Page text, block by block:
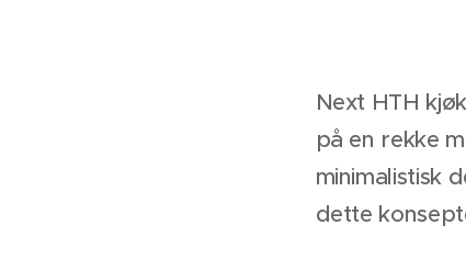
Next HTH
på en rekke
minimalistisk
dette